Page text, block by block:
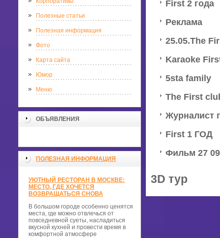
Полезные статьи
Полезная информация
Фото
Карта сайта
Юмор
Меню
ОБЪЯВЛЕНИЯ
ПОЛЕЗНАЯ ИНФОРМАЦИЯ
УЮТНЫЙ РЕСТОРАН В МОСКВЕ:
МЕСТО, ГДЕ ХОЧЕТСЯ
ВОЗВРАЩАТЬСЯ СНОВА
В большом городе особенно ценятся
места, где можно отвлечься от
повседневной суеты, насладиться
вкусной кухней и провести время в
комфортной атмосфере
First 2 года
Реклама
25.05.The
Karaoke
5sta family
The First
Журналист
First 1 ГОД
Фильм 27
3D тур